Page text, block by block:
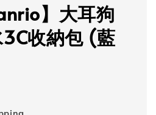
】大耳狗
收納包 (藍